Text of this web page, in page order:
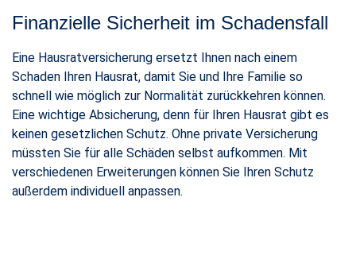
Finanzielle Sicherheit im Schadensfall
Eine Hausratversicherung ersetzt Ihnen nach einem
Schaden Ihren Hausrat, damit Sie und Ihre Familie so
schnell wie möglich zur Normalität zurückkehren können.
Eine wichtige Absicherung, denn für Ihren Hausrat gibt es
keinen gesetzlichen Schutz. Ohne private Versicherung
müssten Sie für alle Schäden selbst aufkommen. Mit
verschiedenen Erweiterungen können Sie Ihren Schutz
außerdem individuell anpassen.